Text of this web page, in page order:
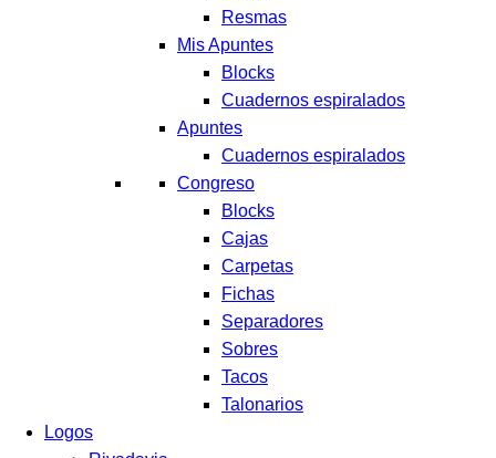
Resmas
Mis Apuntes
Blocks
Cuadernos espiralados
Apuntes
Cuadernos espiralados
Congreso
Blocks
Cajas
Carpetas
Fichas
Separadores
Sobres
Tacos
Talonarios
Logos